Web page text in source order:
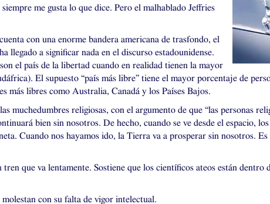
me gusta lo que dice. Pero el malhablado Jeffries
con una enorme bandera americana de trasfondo, el
llegado a significar nada en el discurso estadounidense.
el país de la libertad cuando en realidad tienen la mayor
El supuesto “país más libre” tiene el mayor porcentaje de
más libres como Australia, Canadá y los Países Bajos.
muchedumbres religiosas, con el argumento de que “las personas
bien sin nosotros. De hecho, cuando se ve desde el espacio,
Cuando nos hayamos ido, la Tierra va a prosperar sin nosotros. Es
que va lentamente. Sostiene que los científicos ateos están
con su falta de vigor intelectual.